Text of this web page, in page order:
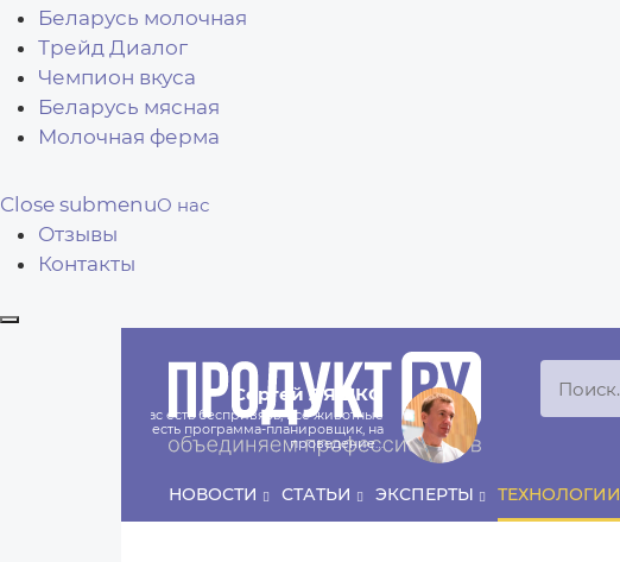
Беларусь молочная
Трейд Диалог
Чемпион вкуса
Беларусь мясная
Молочная ферма
Close submenuО нас
Отзывы
Контакты
СергейЛЯШКО
Если у нас есть беспривязь, все животные
чипированы и есть программа-планировщик, на
проведение…
Принято считать, что еда — источник удовольствия,
НОВОСТИ СТАТЬИ ЭКСПЕРТЫ ТЕХНОЛОГИИ